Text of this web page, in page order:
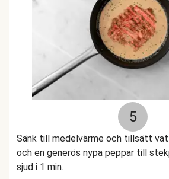
5
Sänk till medelvärme och tillsätt
och en generös nypa peppar till
sjud i 1 min.